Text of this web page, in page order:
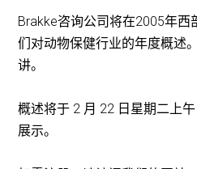
Brakke咨询公司将在2005年
们对动物保健行业的年度概述
讲。
概述将于 2 月 22 日星期二上
展示。